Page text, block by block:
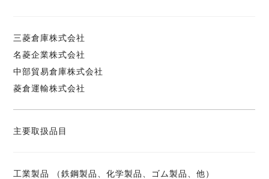
三菱倉庫株式会社
名菱企業株式会社
中部貿易倉庫株式会社
菱倉運輸株式会社
主要取扱品目
工業製品 （鉄鋼製品、化学製品、ゴム製品、他）